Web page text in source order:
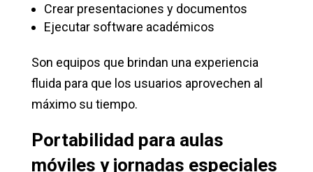
Crear presentaciones y documentos
Ejecutar software académicos
Son equipos que brindan una experiencia
fluida para que los usuarios aprovechen al
máximo su tiempo.
Portabilidad para aulas
móviles y jornadas especiales